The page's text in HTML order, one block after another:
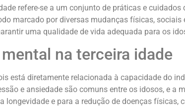
refere-se a um conjunto de práticas e
marcado por diversas mudanças físicas,
uma qualidade de vida adequada para os
na terceira idade
está diretamente relacionada à capacidade do
e ansiedade são comuns entre os idosos, e
e para a redução de doenças físicas,